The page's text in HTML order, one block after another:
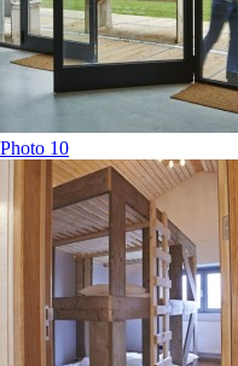
Photo 10